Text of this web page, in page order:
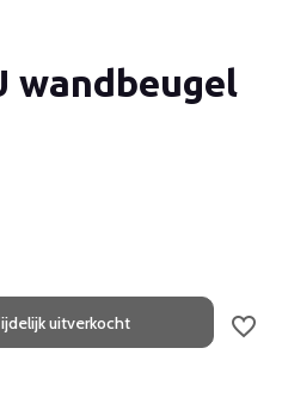
wandbeugel
uitverkocht